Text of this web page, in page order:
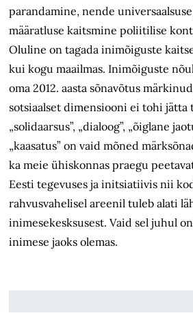
parandamine, nende
määratluse kaitsmine poliitilise
Oluline on tagada inimõiguste
kui kogu maailmas. Inimõiguste
oma 2012. aasta sõnavõtus
sotsiaal­set dimensiooni ei tohi jätta
„solidaarsus”, „dialoog”, „õiglane
„kaasatus” on vaid mõned
ka meie ühiskonnas praegu
Eesti tegevuses ja initsiatiivis nii
rahvusvahelisel areenil tuleb alati
inimesekesksusest. Vaid sel juhul
inimese jaoks olemas.